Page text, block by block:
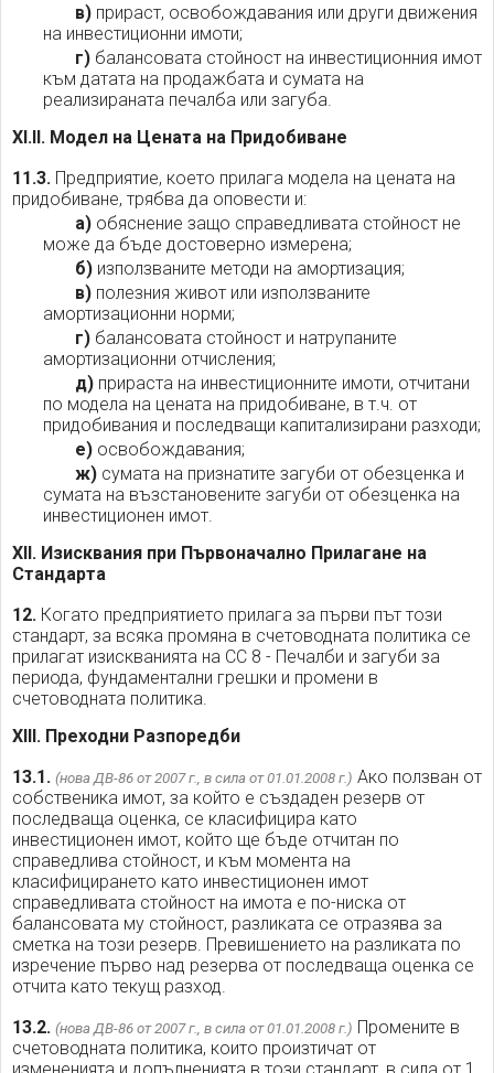
в)прираст, освобождавания или други движения
на инвестиционни имоти;
г)балансовата стойност на инвестиционния имот
към датата на продажбата и сумата на
реализираната печалба или загуба.
XI.II. Модел на Цената на Придобиване
11.3. Предприятие, което прилага модела на цената на
придобиване, трябва да оповести и:
а)обяснение защо справедливата стойност не
може да бъде достоверно измерена;
б)използваните методи на амортизация;
в)полезния живот или използваните
амортизационни норми;
г)балансовата стойност и натрупаните
амортизационни отчисления;
д)прираста на инвестиционните имоти, отчитани
по модела на цената на придобиване, в т.ч. от
придобивания и последващи капитализирани разходи;
е)освобождавания;
ж)сумата на признатите загуби от обезценка и
сумата на възстановените загуби от обезценка на
инвестиционен имот.
XII. Изисквания при Първоначално Прилагане на
Стандарта
12. Когато предприятието прилага за първи път този
стандарт, за всяка промяна в счетоводната политика се
прилагат изискванията на СС 8 - Печалби и загуби за
периода, фундаментални грешки и промени в
счетоводната политика.
XIII. Преходни Разпоредби
13.1. (нова ДВ-86 от 2007 г., в сила от 01.01.2008 г.) Ако ползван от
собственика имот, за който е създаден резерв от
последваща оценка, се класифицира като
инвестиционен имот, който ще бъде отчитан по
справедлива стойност, и към момента на
класифицирането като инвестиционен имот
справедливата стойност на имота е по-ниска от
балансовата му стойност, разликата се отразява за
сметка на този резерв. Превишението на разликата по
изречение първо над резерва от последваща оценка се
отчита като текущ разход.
13.2. (нова ДВ-86 от 2007 г., в сила от 01.01.2008 г.) Промените в
счетоводната политика, които произтичат от